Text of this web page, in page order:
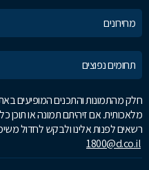
מחירונים
תחומים נפוצים
חלק מהתמונות והתכנים המופיעים
מלאכותית. אם זיהיתם תמונה או תוכן
רשאים לפנות אלינו ולבקש לחדול
1800@d.co.il